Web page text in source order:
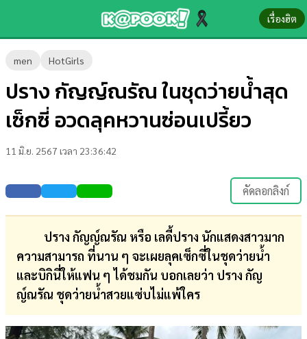
เรื่องฮิต
men HotGirls
ปราง กัญญ์ณรัณ ในชุดว่ายน้ำสุด
เซ็กซี่ อวดลุคหวานซ่อนเปรี้ยว
11 มิ.ย. 2567 เวลา 23:36:42
คัดลอกลิงก์
ปราง กัญญ์ณรัณ หรือ เลดี้ปราง นักแสดงสาวมาก
ความสามารถ ที่นาน ๆ จะเผยลุคเซ็กซี่ในชุดว่ายน้ำ
และบิกินี่ให้แฟน ๆ ได้ชมกัน บอกเลยว่า ปราง กัญ
ญ์ณรัณ ชุดว่ายน้ำสวยแซ่บไม่แพ้ใคร
ข่าว-
ความ
รู้
บันเทิง
ตรวจ
ผล
บอล
สด
การ